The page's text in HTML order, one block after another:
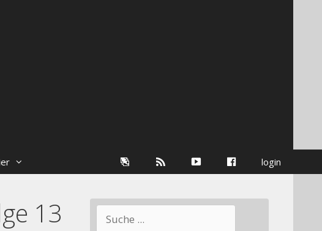
login
Facebook
youtube
Galerie
13